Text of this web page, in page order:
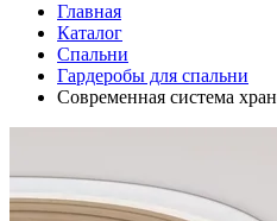
Главная
Каталог
Спальни
Гардеробы для спальни
Современная система